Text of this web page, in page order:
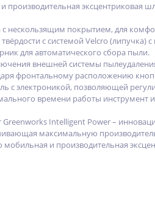
и производительная
нескользящим покрытием, для
с системой Velcro
для автоматического сбора пыли.
внешней системы
фронтальному расположению
с электроникой, позволяющей
времени работы
Greenworks Intelligent Power –
максимальную
мобильная и производительная